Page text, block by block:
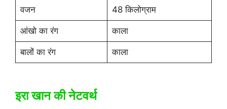
वजन 48 किलोग्राम
आंखो का रंग काला
बालों का रंग काला
इरा खान की नेटवर्थ